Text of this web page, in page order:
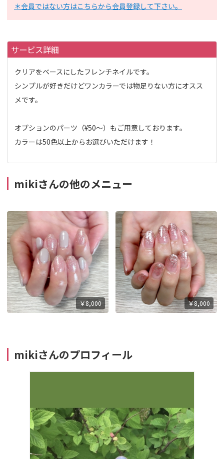
＊会員ではない方はこちらから会員登録して下さい。
サービス詳細
クリアをベースにしたフレンチネイルです。
シンプルが好きだけどワンカラーでは物足りない方にオスス
メです。
オプションのパーツ（¥50〜）もご用意しております。
カラーは50色以上からお選びいただけます！
mikiさんの他のメニュー
￥8,000 ￥8,000
mikiさんのプロフィール